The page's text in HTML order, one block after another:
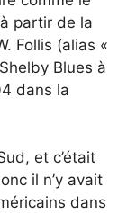
partir de la
Follis (alias «
Blues à
dans la
et c’était
il n’y avait
dans